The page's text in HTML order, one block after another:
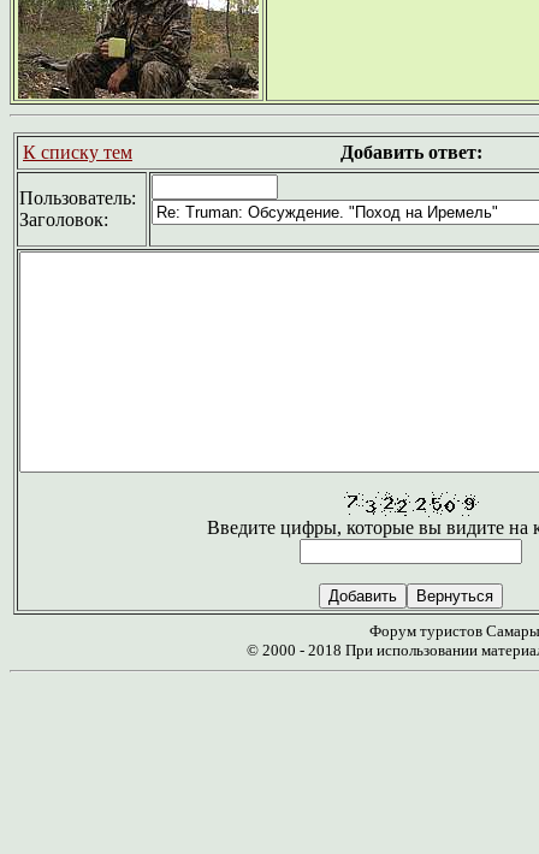
К списку тем Добавить ответ:
Пользователь:
Заголовок:
Введите цифры, которые вы видите на
Форум туристов Самары
© 2000 - 2018 При использовании